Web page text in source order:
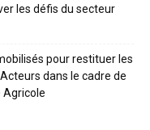
les défis du secteur
pour restituer les
dans le cadre de
Agricole